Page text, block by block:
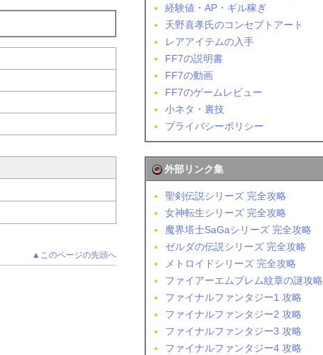
▲このページの先頭へ
経験値・AP・ギル稼ぎ
天野喜孝氏のコンセプトアート
レアアイテムの入手
FF7の説明書
FF7の動画
FF7のゲームレビュー
小ネタ・裏技
プライバシーポリシー
外部リンク集
聖剣伝説シリーズ 完全攻略
女神転生シリーズ 完全攻略
魔界塔士SaGaシリーズ 完全攻略
ゼルダの伝説シリーズ 完全攻略
メトロイドシリーズ 完全攻略
ファイアーエムブレム紋章の謎攻略
ファイナルファンタジー1 攻略
ファイナルファンタジー2 攻略
ファイナルファンタジー3 攻略
ファイナルファンタジー4 攻略